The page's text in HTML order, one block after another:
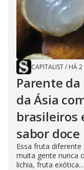
CAPITALIST/ HÁ 2
Parente
da Ásia
brasileiros
sabor doce
Essa fruta
muita gente nunca
lichia, fruta exótica...